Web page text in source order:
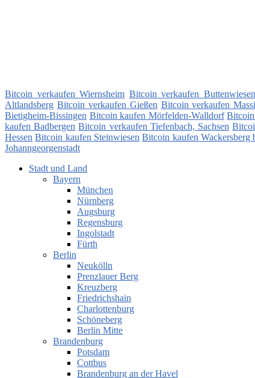
Bitcoin verkaufen Wiernsheim Bitcoin verkaufen Buttenwiesen
Altlandsberg Bitcoin verkaufen Gießen Bitcoin verkaufen
Bietigheim-Bissingen Bitcoin kaufen Mörfelden-Walldorf
kaufen Badbergen Bitcoin verkaufen Tiefenbach, Sachsen
Hessen Bitcoin kaufen Steinwiesen Bitcoin kaufen Wackersberg
Johanngeorgenstadt
Stadt und Land
Bayern
München
Nürnberg
Augsburg
Regensburg
Ingolstadt
Fürth
Berlin
Neukölln
Prenzlauer Berg
Kreuzberg
Friedrichshain
Charlottenburg
Schöneberg
Berlin Mitte
Brandenburg
Potsdam
Cottbus
Brandenburg an der Havel